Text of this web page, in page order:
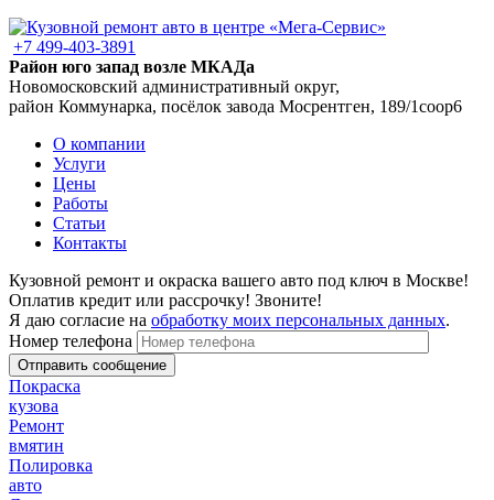
+7 499-403-3891
Район юго запад возле МКАДа
Новомосковский административный округ,
район Коммунарка, посёлок завода Мосрентген, 189/1соор6
О компании
Услуги
Цены
Работы
Статьи
Контакты
Кузовной ремонт и окраска вашего авто под ключ в Москве!
Оплатив кредит или рассрочку! Звоните!
Я даю согласие на обработку моих персональных данных.
Номер телефона
Покраска
кузова
Ремонт
вмятин
Полировка
авто